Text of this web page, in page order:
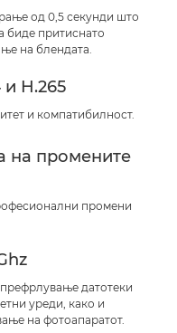
од 0,5 секунди што
биде притиснато
на блендата.
H.265
и компатибилност.
на промените
промени
датотеки
уреди, како и
на фотоапаратот.